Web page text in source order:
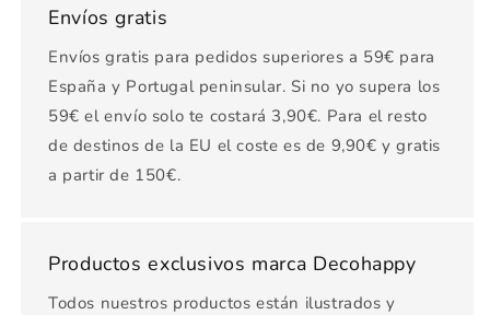
Envíos gratis
Envíos gratis para pedidos superiores a 59€ para
España y Portugal peninsular. Si no yo supera los
59€ el envío solo te costará 3,90€. Para el resto
de destinos de la EU el coste es de 9,90€ y gratis
a partir de 150€.
Productos exclusivos marca Decohappy
Todos nuestros productos están ilustrados y